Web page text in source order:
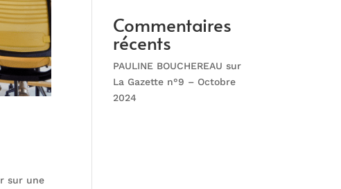
sur une
Commentaires
récents
PAULINE BOUCHEREAU sur
La Gazette n°9 – Octobre
2024